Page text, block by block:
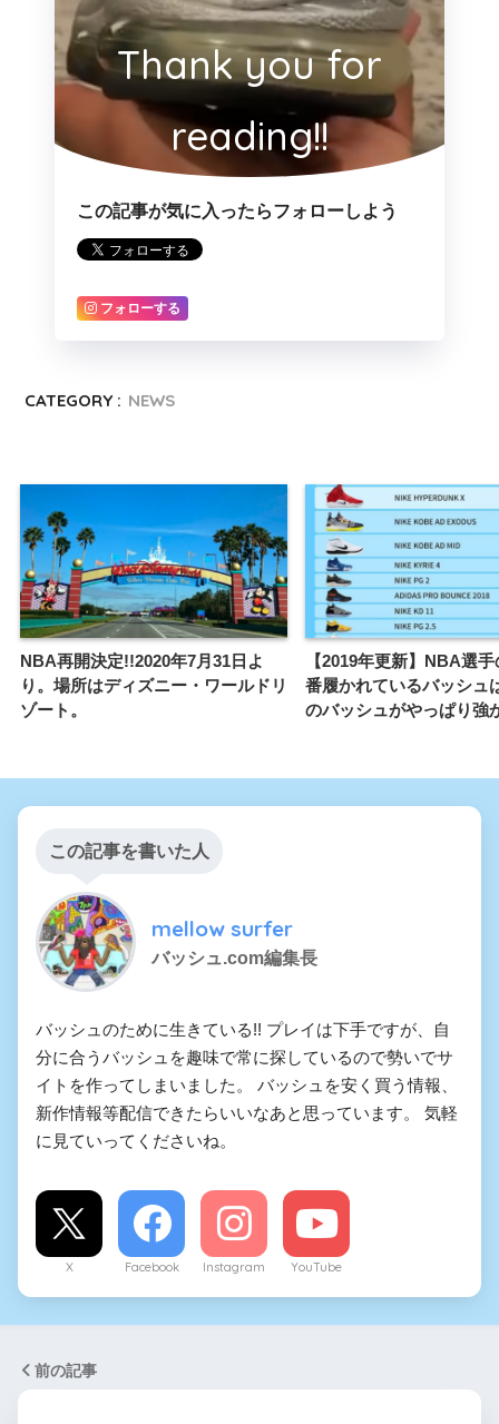
Thank you for
reading!!
この記事が気に入ったらフォローしよう
フォローする
CATEGORY : NEWS
NBA再開決定!!2020年7月31日よ
り。場所はディズニー・ワールドリ
ゾート。
【2019年更新】NBA選
番履かれているバッシュ
のバッシュがやっぱり強
この記事を書いた人
mellow surfer
バッシュ.com編集長
バッシュのために生きている!! プレイは下手ですが、自
分に合うバッシュを趣味で常に探しているので勢いでサ
イトを作ってしまいました。 バッシュを安く買う情報、
新作情報等配信できたらいいなあと思っています。 気軽
に見ていってくださいね。
X Facebook Instagram YouTube
前の記事